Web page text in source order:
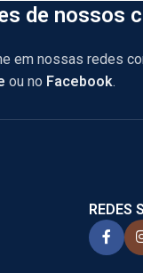
de nossos
em nossas redes
ou no Facebook.
REDES